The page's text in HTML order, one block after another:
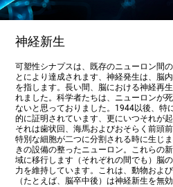
神経新生
可塑性シナプスは、既存のニューロン間
とにより達成されます、神経発生は、脳
を指します。長い間、脳における神経再
れました。科学者たちは、ニューロンが
ないと思っておりました。1944以後、特
的に証明されています、更にいつそれが
それは歯状回、海馬およびおそらく前頭
特別な細胞が二つに分割される時に生じ
きの設備の整ったニューロン。これらの
域に移行します（それぞれの間でも）脳
力を維持しています。これは、動物およ
（たとえば、脳卒中後）は神経新生を無